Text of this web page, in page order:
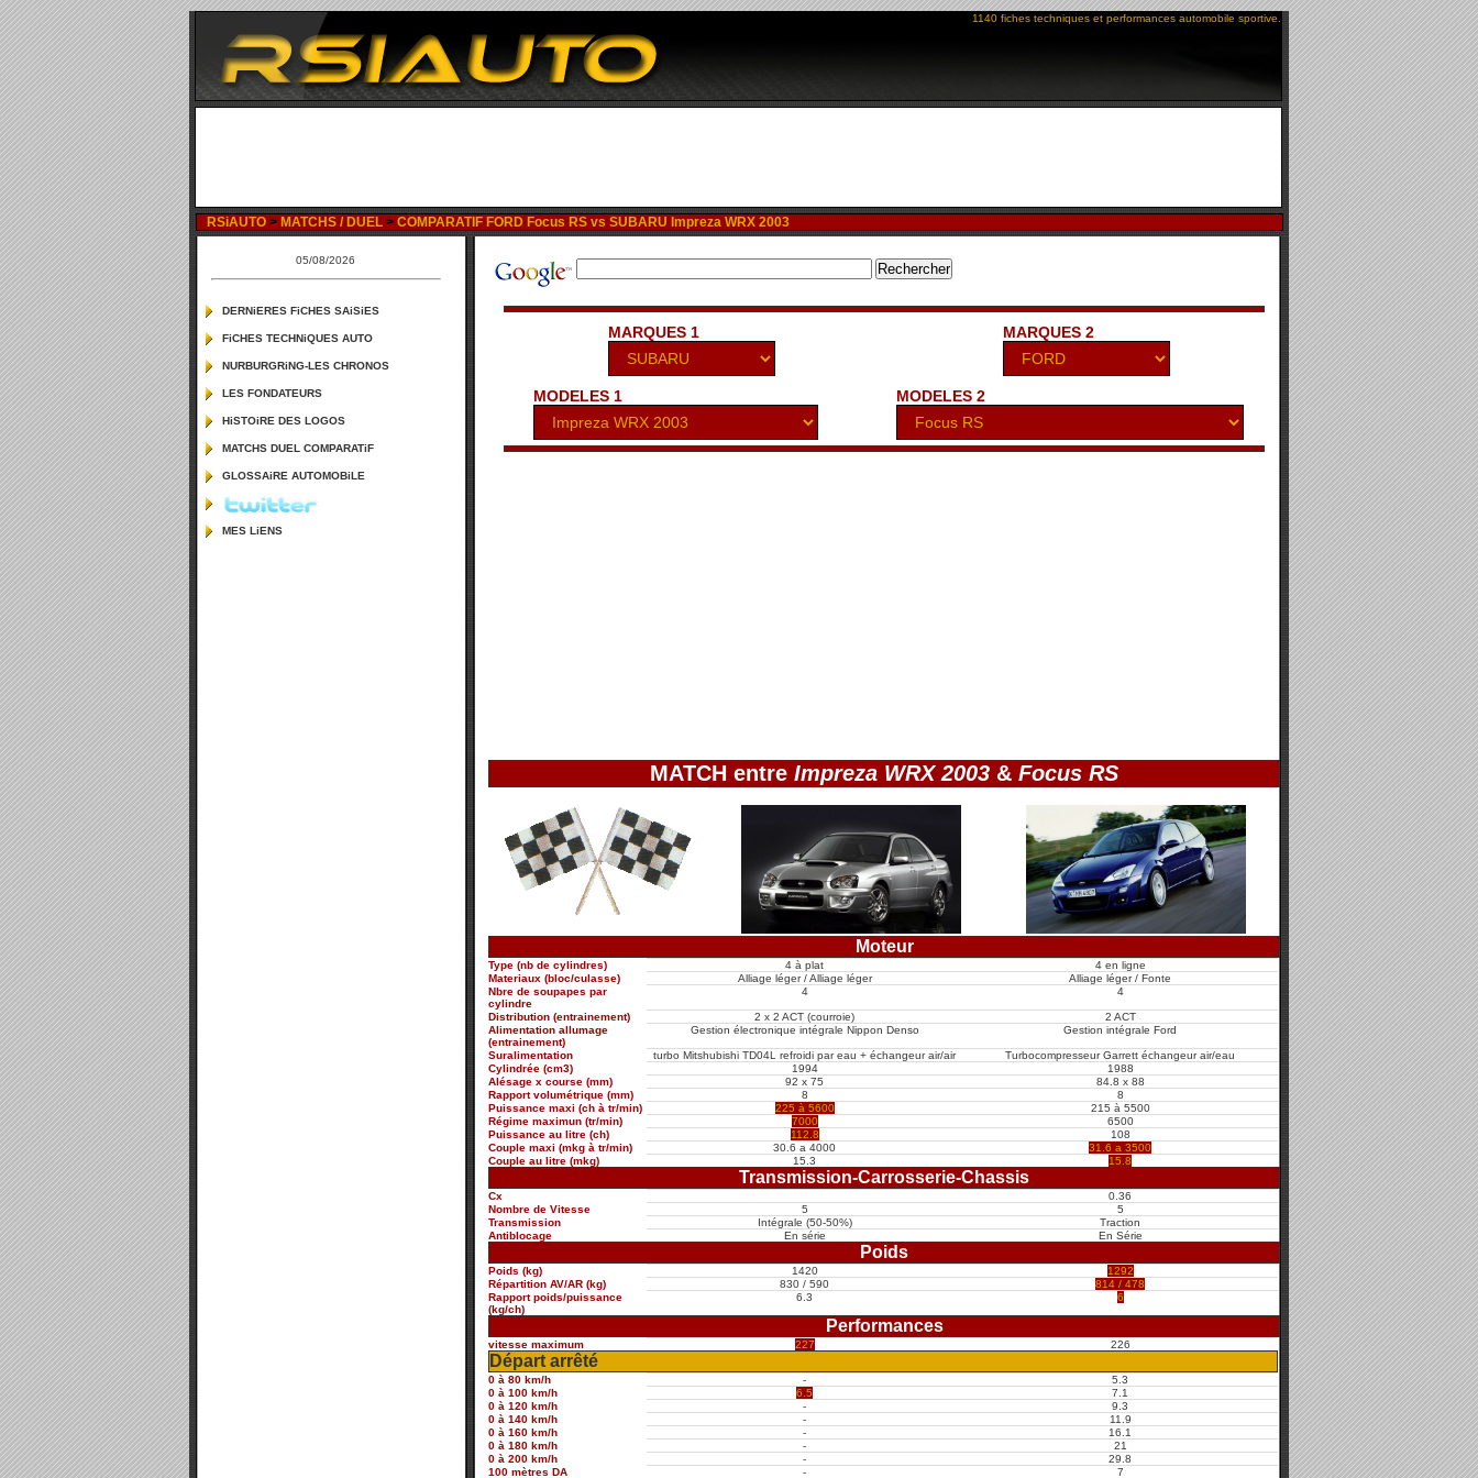
1140 fiches techniques et performances automobile sportive.
RSiAUTO > MATCHS / DUEL > COMPARATIF FORD Focus RS vs SUBARU Impreza WRX 2003
MARQUES 1 MARQUES 2
MODELES 1 MODELES 2
MATCH entre Impreza WRX 2003 & Focus RS
Moteur
Type (nb de cylindres) 4 à plat
4 en ligne
Materiaux (bloc/culasse)
Alliage léger / Alliage léger
Alliage léger / Fonte
Nbre de soupapes par
cylindre
4 4
Distribution (entrainement) 2 x 2 ACT (courroie)
2 ACT
Alimentation allumage
(entrainement)
Gestion électronique intégrale Nippon Denso Gestion intégrale Ford
Suralimentation turbo Mitshubishi TD04L refroidi par eau + échangeur air/air
Turbocompresseur Garrett échangeur air/eau
Cylindrée (cm3)
1994
1988
Alésage x course (mm)
92 x 75
84.8 x 88
Rapport volumétrique (mm)
8
8
Puissance maxi (ch à tr/min)
225 à 5600
215 à 5500
Régime maximun (tr/min)
7000
6500
Puissance au litre (ch)
112.8
108
Couple maxi (mkg à tr/min)
30.6 a 4000
31.6 a 3500
Couple au litre (mkg)
15.3 15.8
Transmission-Carrosserie-Chassis
Cx
0.36
Nombre de Vitesse
5
5
Transmission
Intégrale (50-50%)
Traction
Antiblocage
En série En Série
Poids
Poids (kg) 1420
1292
Répartition AV/AR (kg)
830 / 590
814 / 478
Rapport poids/puissance
(kg/ch)
6.3 6
Performances
vitesse maximum 227 226
Départ arrêté
0 à 80 km/h -
5.3
0 à 100 km/h
6.5
7.1
0 à 120 km/h
-
9.3
0 à 140 km/h
-
11.9
0 à 160 km/h
-
16.1
0 à 180 km/h
-
21
0 à 200 km/h
-
29.8
100 mètres DA
- 7
05/08/2026
DERNiERES FiCHES SAiSiES
FiCHES TECHNiQUES AUTO
NURBURGRiNG-LES CHRONOS
LES FONDATEURS
HiSTOiRE DES LOGOS
MATCHS DUEL COMPARATiF
GLOSSAiRE AUTOMOBiLE
MES LiENS